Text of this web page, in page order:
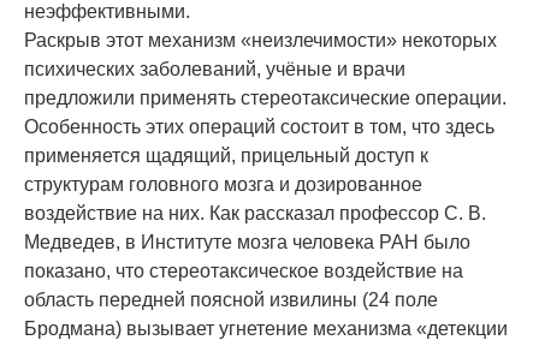
неэффективными.
Раскрыв этот механизм «неизлечимости» некоторых
психических заболеваний, учёные и врачи
предложили применять стереотаксические операции.
Особенность этих операций состоит в том, что здесь
применяется щадящий, прицельный доступ к
структурам головного мозга и дозированное
воздействие на них. Как рассказал профессор С. В.
Медведев, в Институте мозга человека РАН было
показано, что стереотаксическое воздействие на
область передней поясной извилины (24 поле
Бродмана) вызывает угнетение механизма «детекции